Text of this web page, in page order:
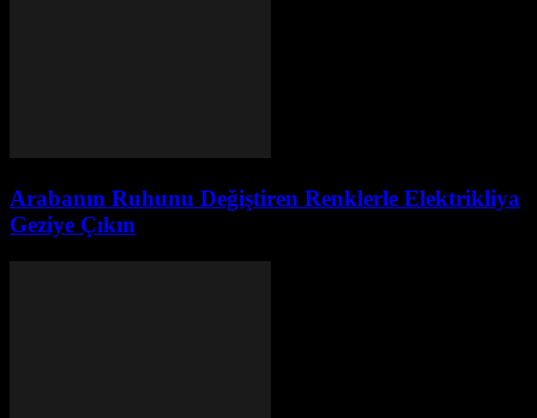
Arabanın Ruhunu Değiştiren Renklerle Elektrikliya
Geziye Çıkın